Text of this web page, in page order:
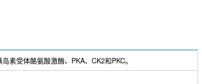
素受体酪氨酸激酶、PKA、CK2和PKC。